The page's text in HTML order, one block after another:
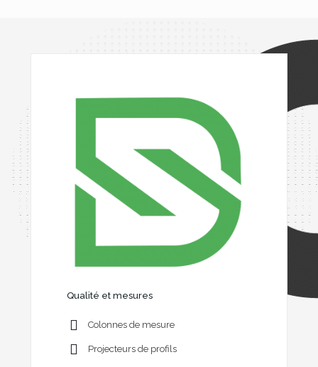
Qualité et mesures
Colonnes de mesure
Projecteurs de profils